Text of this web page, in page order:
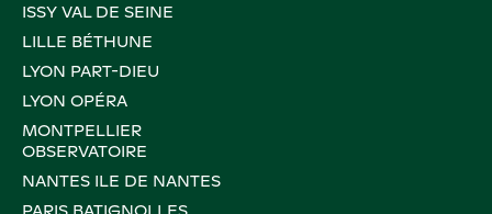
ISSY VAL DE SEINE
LILLE BÉTHUNE
LYON PART-DIEU
LYON OPÉRA
MONTPELLIER
OBSERVATOIRE
NANTES ILE DE NANTES